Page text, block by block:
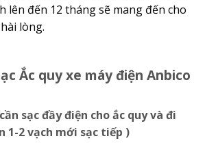
lên đến 12 tháng sẽ mang đến cho
lòng.
Ắc quy xe máy điện Anbico
sạc đầy điện cho ắc quy và đi
1-2 vạch mới sạc tiếp )